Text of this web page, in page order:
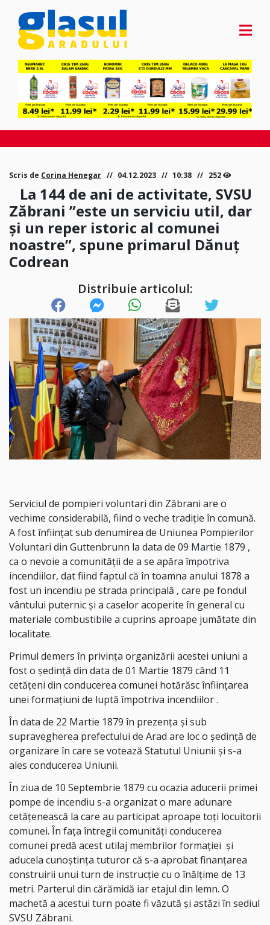
Scris de Corina Henegar 04.12.2023 10:38 252
La 144 de ani de activitate, SVSU
Zăbrani ”este un serviciu util, dar
și un reper istoric al comunei
noastre”, spune primarul Dănuț
Codrean
Distribuie articolul:
Serviciul de pompieri voluntari din Zăbrani are o
vechime considerabilă, fiind o veche tradiție în comună.
A fost înființat sub denumirea de Uniunea Pompierilor
Voluntari din Guttenbrunn la data de 09 Martie 1879 ,
ca o nevoie a comunității de a se apăra împotriva
incendiilor, dat fiind faptul că în toamna anului 1878 a
fost un incendiu pe strada principală , care pe fondul
vântului puternic și a caselor acoperite în general cu
materiale combustibile a cuprins aproape jumătate din
localitate.
Primul demers în privința organizării acestei uniuni a
fost o ședință din data de 01 Martie 1879 când 11
cetățeni din conducerea comunei hotărăsc înființarea
unei formațiuni de luptă împotriva incendiilor .
În data de 22 Martie 1879 în prezența și sub
supravegherea prefectului de Arad are loc o ședință de
organizare în care se votează Statutul Uniunii și s-a
ales conducerea Uniunii.
În ziua de 10 Septembrie 1879 cu ocazia aducerii primei
pompe de incendiu s-a organizat o mare adunare
cetățenească la care au participat aproape toți locuitorii
comunei. În fața întregii comunități conducerea
comunei predă acest utilaj membrilor formației și
aducela cunoștința tuturor că s-a aprobat finanțarea
construirii unui turn de instrucție cu o înălțime de 13
metri. Parterul din cărămidă iar etajul din lemn. O
machetă a acestui turn poate fi văzută și astăzi în sediul
SVSU Zăbrani.